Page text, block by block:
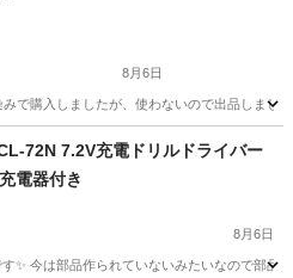
8月6日
で購入しましたが、使わないので出品しま
72N 7.2V充電ドリルドライバー
電器付き
8月6日
✨️ 今は部品作られていないみたいなので部品